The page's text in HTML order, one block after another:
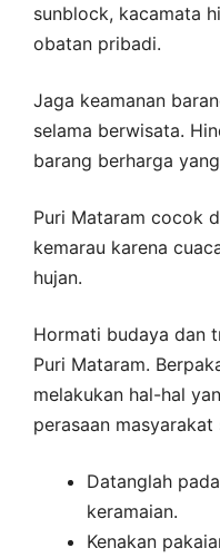
sunblock, kacamata
obatan pribadi.
Jaga keamanan
selama berwisata.
barang berharga
Puri Mataram cocok
kemarau karena
hujan.
Hormati budaya dan
Puri Mataram.
melakukan hal-hal
perasaan masyarakat
Datanglah
keramaian.
Kenakan